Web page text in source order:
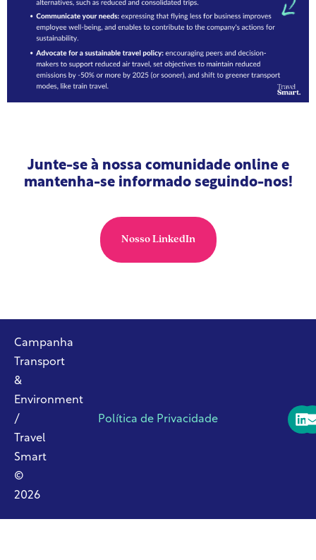
Junte-se à nossa comunidade online e
mantenha-se informado seguindo-nos!
Nosso LinkedIn
Campanha
Transport
&
Environment
/
Travel
Smart
©
2026
Política de Privacidade